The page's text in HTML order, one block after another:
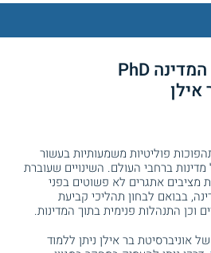
דוקטורט במדעי המדינה PhD
אילן
פוליטיות משמעותיות בעשור
ברחבי העולם. השינויים שעוברת
מציבים אתגרים לא פשוטים בפני
בבואם לבחון תהליכי קביעת
וכן התנהלות פנימית בתוך המדינות.
אוניברסיטת בר אילן ניתן ללמוד